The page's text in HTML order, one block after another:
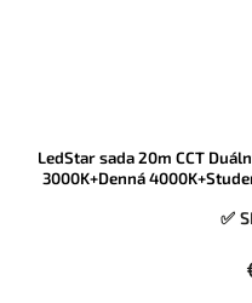
LedStar sada 20m CCT
3000K+Denná
✅